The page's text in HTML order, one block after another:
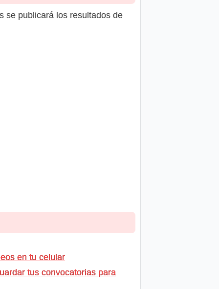
se publicará los resultados de
en tu celular
tus convocatorias para